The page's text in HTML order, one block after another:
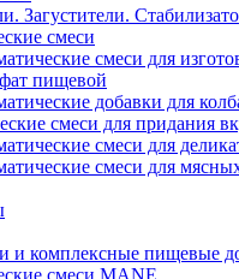
Загустители.
смеси
смеси для
пищевой
добавки для
смеси для придания
смеси для
смеси для
и комплексные пищевые